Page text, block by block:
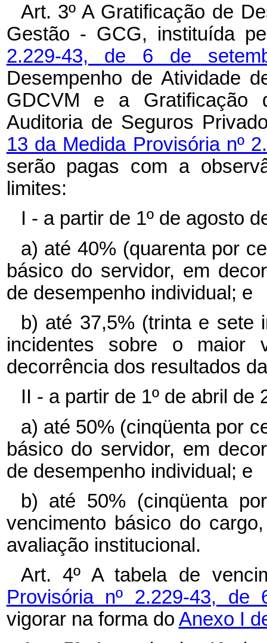
Art. 3º A Gratificação de
Gestão - GCG, instituída
2.229-43, de 6 de
Desempenho de Atividade
GDCVM e a Gratificação
Auditoria de Seguros
13 da Medida Provisória nº
serão pagas com a
limites:
I - a partir de 1º de agosto
a) até 40% (quarenta por
básico do servidor, em
de desempenho individual; e
b) até 37,5% (trinta e sete
incidentes sobre o maior
decorrência dos resultados
II - a partir de 1º de abril de
a) até 50% (cinqüenta por
básico do servidor, em
de desempenho individual; e
b) até 50% (cinqüenta
vencimento básico do
avaliação institucional.
Art. 4º A tabela de
Provisória nº 2.229-43,
vigorar na forma do Anexo I